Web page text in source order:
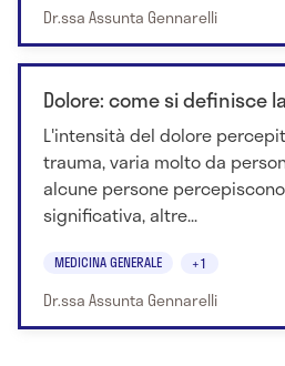
Dr.ssa Assunta Gennarelli
Dolore: come si definisce
L'intensità del dolore
trauma, varia molto da
alcune persone
significativa, altre...
MEDICINA GENERALE +1
Dr.ssa Assunta Gennarelli